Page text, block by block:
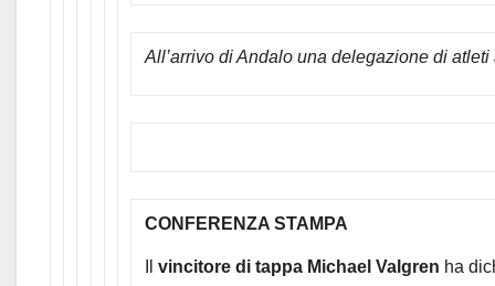
All’arrivo di Andalo una delegazione di
CONFERENZA STAMPA
vincitore di tappa Michael Valgren ha